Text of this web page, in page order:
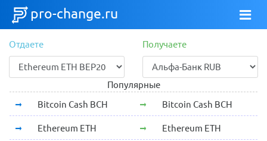
pro-change.ru
Отдаете Получаете
Популярные
Bitcoin Cash BCH
Bitcoin Cash BCH
Ethereum ETH Ethereum ETH